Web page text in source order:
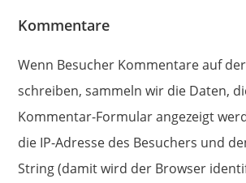
Kommentare
Wenn Besucher Kommentare auf
schreiben, sammeln wir die Daten,
Kommentar-Formular angezeigt
die IP-Adresse des Besuchers und
String (damit wird der Browser